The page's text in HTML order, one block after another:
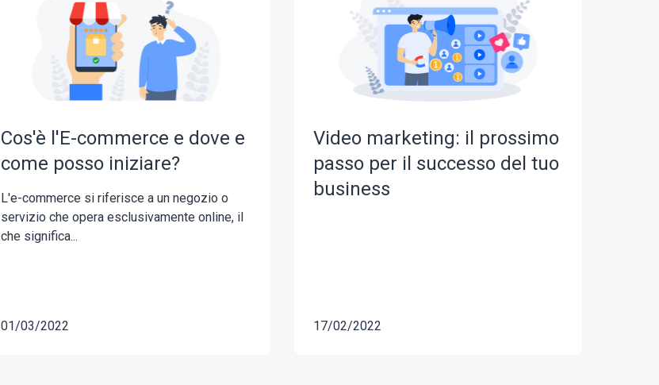
Cos'è l'E-commerce e dove e
come posso iniziare?
L'e-commerce si riferisce a un negozio o
servizio che opera esclusivamente online, il
che significa...
01/03/2022
Video marketing: il prossimo
passo per il successo del tuo
business
17/02/2022